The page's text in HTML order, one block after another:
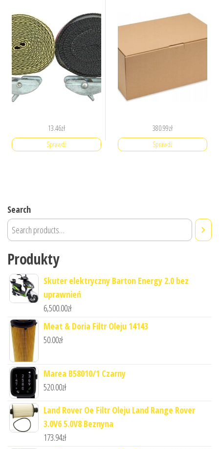
13.46zł
Sprawdź
380.99zł
Sprawdź
Search
Produkty
Skuter elektryczny Barton Energy 2.0 bez
uprawnień
6,500.00zł
Meat & Doria Filtr Oleju 14143
50.00zł
Marea B58010/1 Czarny
520.00zł
Land Rover Oe Filtr Oleju Land Range Rover
3.0V6 5.0V8 Beznyna
173.94zł